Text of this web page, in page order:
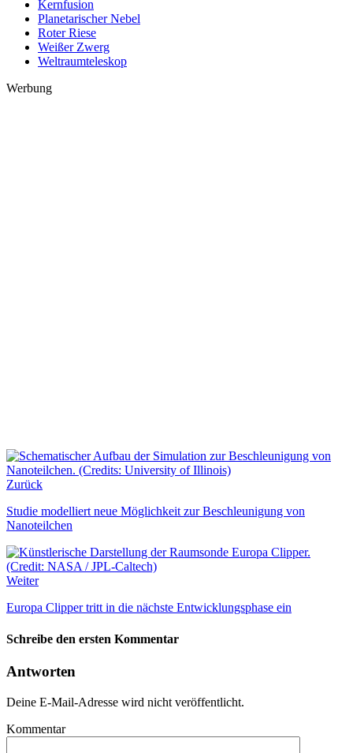
Kernfusion
Planetarischer Nebel
Roter Riese
Weißer Zwerg
Weltraumteleskop
Werbung
Zurück
Studie modelliert neue Möglichkeit zur Beschleunigung von
Nanoteilchen
Weiter
Europa Clipper tritt in die nächste Entwicklungsphase ein
Schreibe den ersten Kommentar
Antworten
Deine E-Mail-Adresse wird nicht veröffentlicht.
Kommentar